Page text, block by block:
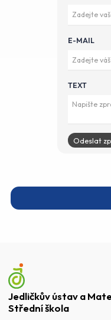
E-MAIL
TEXT
Jedličkův ústav a
Střední škola